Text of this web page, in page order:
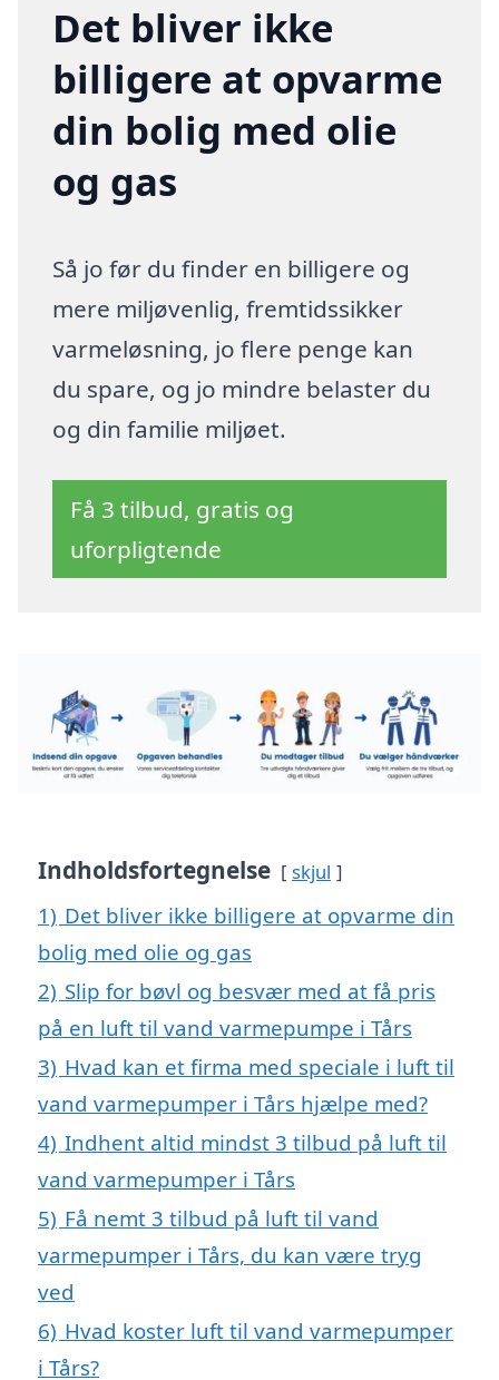
Det bliver ikke
billigere at opvarme
din bolig med olie
og gas
Så jo før du finder en billigere og
mere miljøvenlig, fremtidssikker
varmeløsning, jo flere penge kan
du spare, og jo mindre belaster du
og din familie miljøet.
Få 3 tilbud, gratis og
uforpligtende
Indholdsfortegnelse skjul
1) Det bliver ikke billigere at opvarme din
bolig med olie og gas
2) Slip for bøvl og besvær med at få pris
på en luft til vand varmepumpe i Tårs
3) Hvad kan et firma med speciale i luft til
vand varmepumper i Tårs hjælpe med?
4) Indhent altid mindst 3 tilbud på luft til
vand varmepumper i Tårs
5) Få nemt 3 tilbud på luft til vand
varmepumper i Tårs, du kan være tryg
ved
6) Hvad koster luft til vand varmepumper
i Tårs?